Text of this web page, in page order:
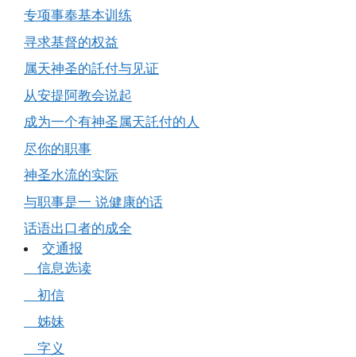
专项事奉基本训练
寻求基督的权益
属天神圣的託付与见证
从安提阿教会说起
成为一个有神圣属天託付的人
尽你的职事
神圣水流的实际
与职事是一 说健康的话
话语出口者的成全
交通报
信息选读
初信
姊妹
字义